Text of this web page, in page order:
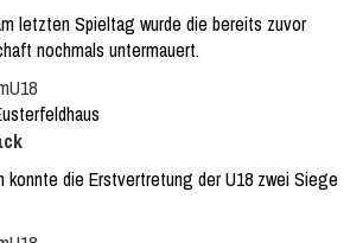
letzten Spieltag wurde die bereits zuvor
nochmals untermauert.
konnte die Erstvertretung der U18 zwei Siege